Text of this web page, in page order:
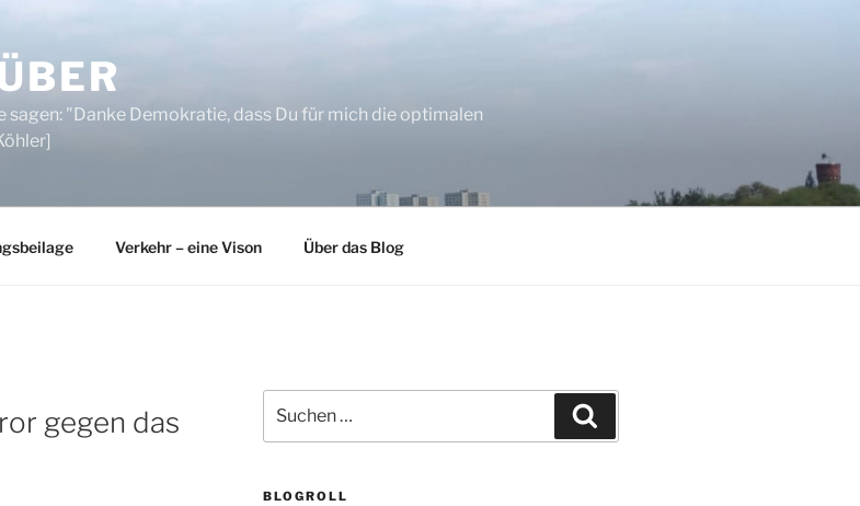
"Danke Demokratie, dass Du für mich die optimalen
Verkehr – eine Vison Über das Blog
gegen das
nach:
BLOGROLL